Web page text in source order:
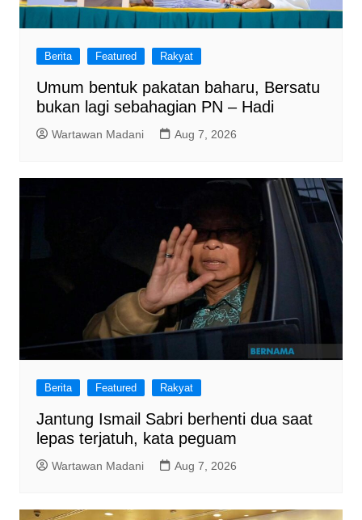
Berita Featured Rakyat
Umum bentuk pakatan baharu, Bersatu
bukan lagi sebahagian PN – Hadi
Wartawan Madani Aug 7, 2026
Berita Featured Rakyat
Jantung Ismail Sabri berhenti dua saat
lepas terjatuh, kata peguam
Wartawan Madani Aug 7, 2026